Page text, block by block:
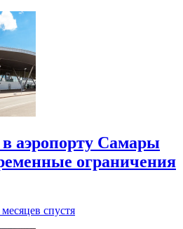
аэропорту Самары
ограничения
месяцев спустя